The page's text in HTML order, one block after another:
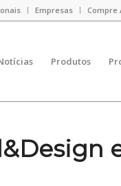
Empresas Compre
Produtos